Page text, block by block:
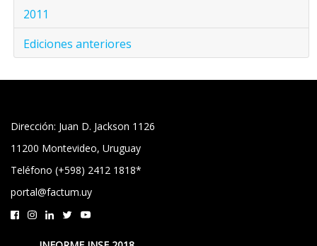
2011
Ediciones anteriores
Dirección: Juan D. Jackson 1126
11200 Montevideo, Uruguay
Teléfono (+598) 2412 1818*
portal@factum.uy